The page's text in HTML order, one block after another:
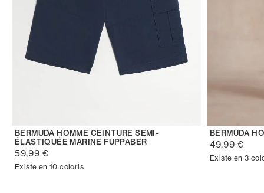
BERMUDA HOMME CEINTURE SEMI-
ÉLASTIQUÉE MARINE FUPPABER
59,99 €
Existe en 10 coloris
BERMUDA
49,99 €
Existe en 3